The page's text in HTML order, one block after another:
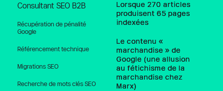
Consultant SEO B2B
Récupération de pénalité
Google
Référencement technique
Migrations SEO
Recherche de mots clés SEO
Lorsque 270 articles
produisent 65 pages
indexées
Le contenu «
marchandise » de
Google (une allusion
au fétichisme de la
marchandise chez
Marx)